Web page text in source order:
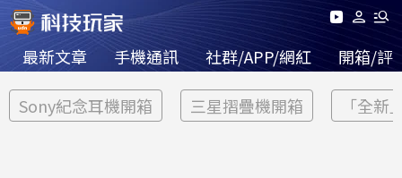
最新文章 手機通訊 社群/APP/網紅 開箱/評
Sony紀念耳機開箱 三星摺疊機開箱 「全新